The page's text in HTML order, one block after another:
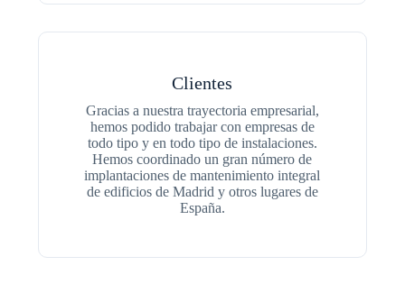
Clientes
Gracias a nuestra trayectoria empresarial,
hemos podido trabajar con empresas de
todo tipo y en todo tipo de instalaciones.
Hemos coordinado un gran número de
implantaciones de mantenimiento integral
de edificios de Madrid y otros lugares de
España.